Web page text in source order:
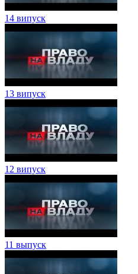
14 випуск
13 випуск
12 випуск
11 выпуск